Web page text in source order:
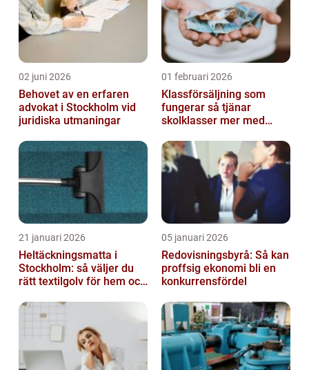
02 juni 2026
Behovet av en erfaren
advokat i Stockholm vid
juridiska utmaningar
01 februari 2026
Klassförsäljning som
fungerar så tjänar
skolklasser mer med
21 januari 2026
Heltäckningsmatta i
Stockholm: så väljer du
rätt textilgolv för hem och
05 januari 2026
Redovisningsbyrå: Så kan
proffsig ekonomi bli en
konkurrensfördel